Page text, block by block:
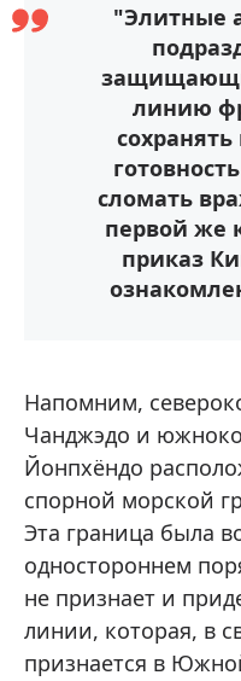
"Элитные
линию
сломать
первой же
приказ
Напомним,
Чанджэдо и
Йонпхёндо
спорной морской
Эта граница была
одностороннем
не признает и
линии, которая, в
признается в